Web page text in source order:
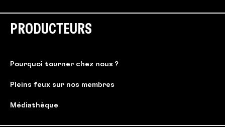
PRODUCTEURS
Pourquoi tourner chez nous ?
Pleins feux sur nos membres
Médiathèque